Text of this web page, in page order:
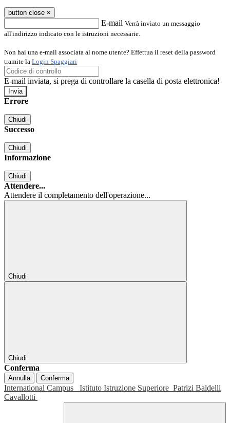
button close ×
E-mail Verrà inviato un messaggio
all'indirizzo indicato con le istruzioni necessarie.
Non hai una e-mail associata al nome utente? Effettua il reset della password
tramite la Login Spaggiari
E-mail inviata, si prega di controllare la casella di posta elettronica!
Errore
Chiudi
Successo
Chiudi
Informazione
Chiudi
Attendere...
Attendere il completamento dell'operazione...
Chiudi
Chiudi
Conferma
Annulla Conferma
International Campus Istituto Istruzione Superiore Patrizi Baldelli
Cavallotti